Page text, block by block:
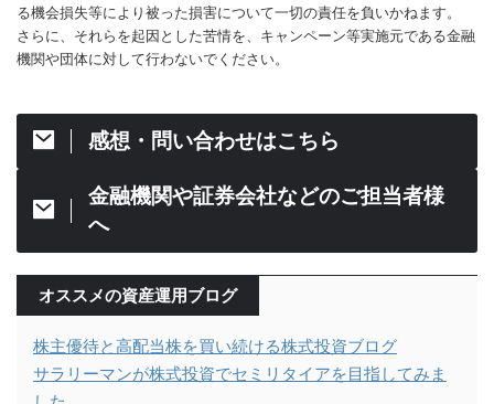
る機会損失等により被った損害について一切の責任を負いかねます。
さらに、それらを起因とした苦情を、キャンペーン等実施元である金融
機関や団体に対して行わないでください。
感想・問い合わせはこちら
金融機関や証券会社などのご担当者様
へ
オススメの資産運用ブログ
株主優待と高配当株を買い続ける株式投資ブログ
サラリーマンが株式投資でセミリタイアを目指してみま